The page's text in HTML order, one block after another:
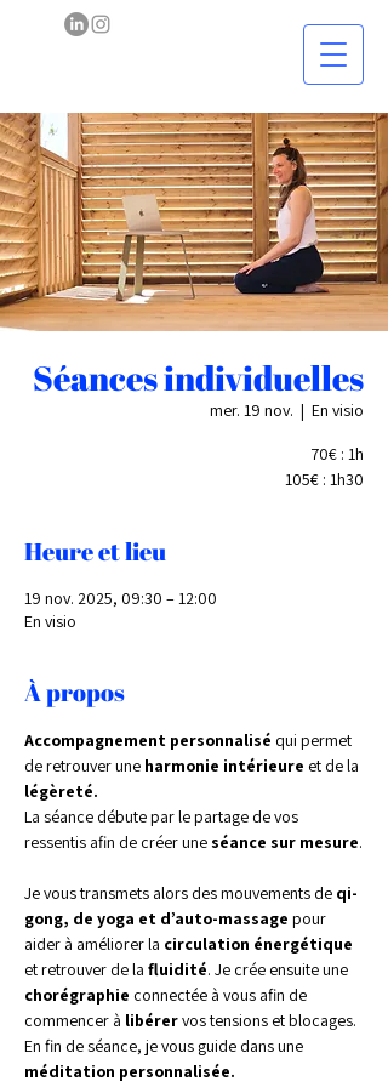
Séances individuelles
mer. 19 nov.
  |
En visio
70€ : 1h
105€ : 1h30
Heure et lieu
19 nov. 2025, 09:30 – 12:00
En visio
À propos
Accompagnement personnalisé qui permet
de retrouver une harmonie intérieure et de la
légèreté.
La séance débute par le partage de vos
ressentis afin de créer une séance sur mesure.
Je vous transmets alors des mouvements de qi-
gong, de yoga et d’auto-massage pour
aider à améliorer la circulation énergétique
et retrouver de la fluidité. Je crée ensuite une
chorégraphie connectée à vous afin de
commencer à libérer vos tensions et blocages.
En fin de séance, je vous guide dans une
méditation personnalisée.